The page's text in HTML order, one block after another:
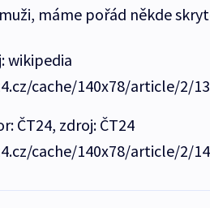
máme pořád někde
wikipedia
cache/140x78/article/2/
ČT24, zdroj: ČT24
cache/140x78/article/2/